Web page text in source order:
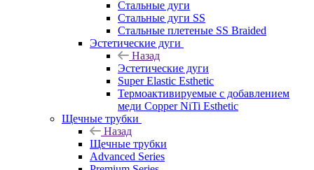
Стальные дуги
Стальные дуги SS
Стальные плетеные SS Braided
Эстетические дуги
Назад
Эстетические дуги
Super Elastic Esthetic
Термоактивируемые с добавлением
меди Copper NiTi Esthetic
Щечные трубки
Назад
Щечные трубки
Advanced Series